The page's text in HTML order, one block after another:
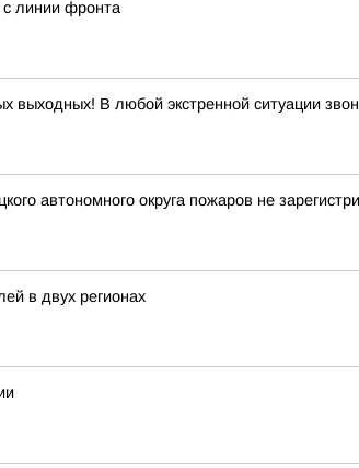
линии фронта
В любой экстренной ситуации
автономного округа пожаров не
в двух регионах